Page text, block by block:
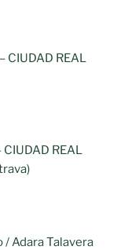
CIUDAD REAL
REAL
/ Adara Talavera